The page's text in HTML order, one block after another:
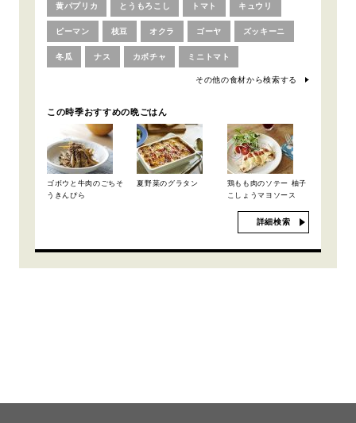
黄パプリカ とうもろこし トマト キュウリ
ピーマン 枝豆 オクラ ゴーヤ ズッキーニ
冬瓜 ナス カボチャ ミニトマト
その他の食材から検索する
この時季おすすめの晩ごはん
ゴボウと牛肉のごちそ
うきんぴら
夏野菜のグラタン
鶏もも肉のソテー 柚子
こしょうマヨソース
詳細検索